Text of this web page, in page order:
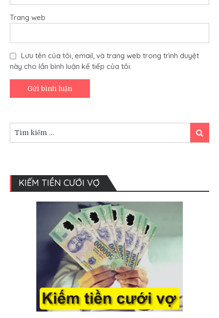
Trang web
Lưu tên của tôi, email, và trang web trong trình duyệt
này cho lần bình luận kế tiếp của tôi.
kiếm:
Tìm
kiếm
KIẾM TIỀN CƯỚI VỢ